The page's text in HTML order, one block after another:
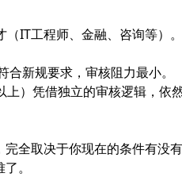
IT工程师、金融、咨询等）
新规要求，审核阻力最小。
）凭借独立的审核逻辑，依
全取决于你现在的条件有没
。